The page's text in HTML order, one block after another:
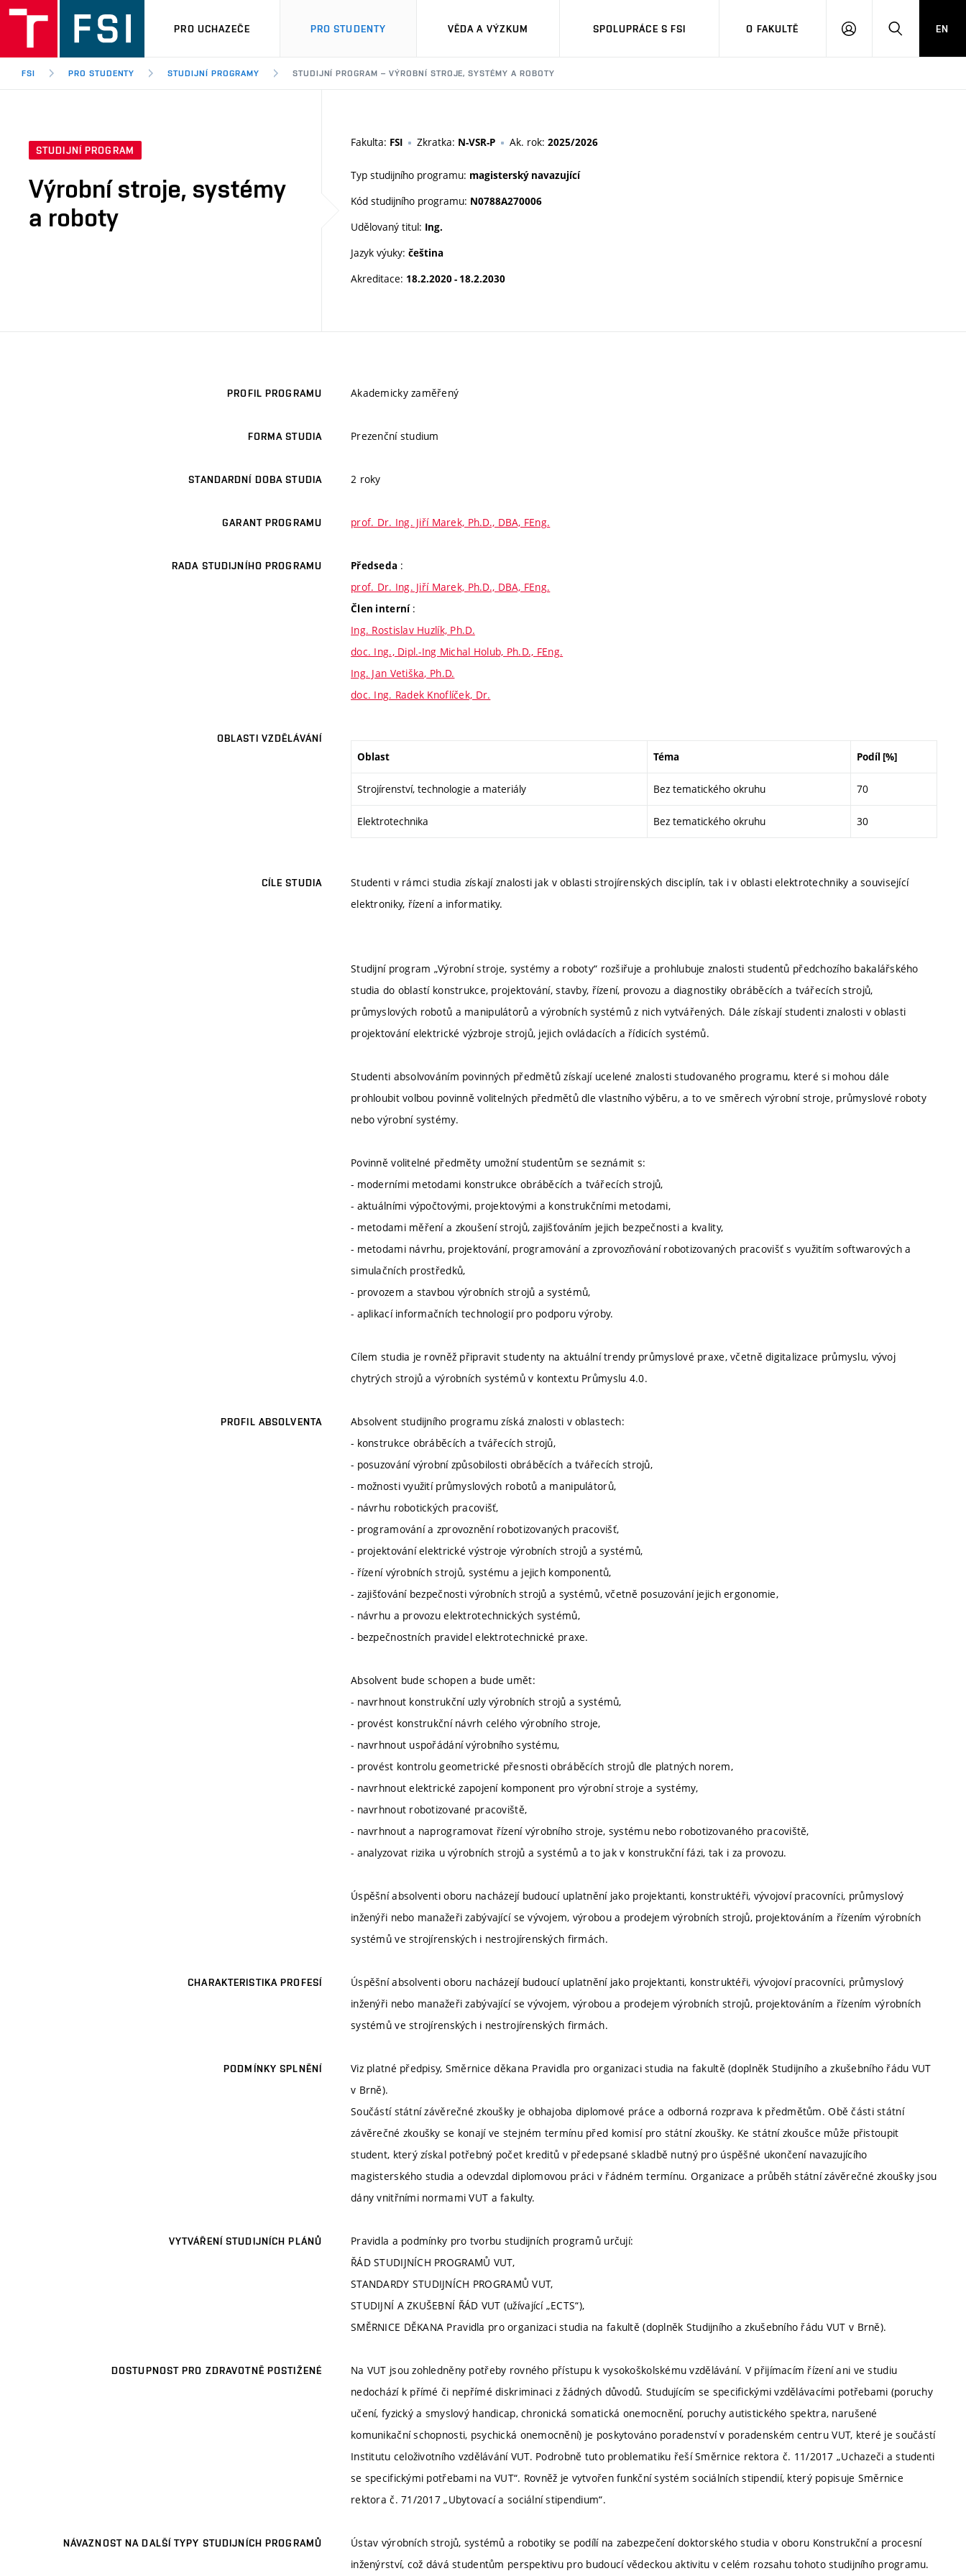
PRO UCHAZEČE PRO STUDENTY VĚDA A VÝZKUM SPOLUPRÁCE S FSI O FAKULTĚ
PŘIHLÁŠENÍHLEDAT
EN
FSI PRO STUDENTY STUDIJNÍ PROGRAMY STUDIJNÍ PROGRAM – VÝROBNÍ STROJE, SYSTÉMY A ROBOTY
STUDIJNÍ PROGRAM
Výrobní stroje, systémy
a roboty
Fakulta: FSI Zkratka: N-VSR-P Ak. rok: 2025/2026
Typ studijního programu: magisterský navazující
Kód studijního programu: N0788A270006
Udělovaný titul: Ing.
Jazyk výuky: čeština
Akreditace: 18.2.2020 - 18.2.2030
PROFIL PROGRAMU Akademicky zaměřený
FORMA STUDIA Prezenční studium
STANDARDNÍ DOBA STUDIA 2 roky
GARANT PROGRAMU prof. Dr. Ing. Jiří Marek, Ph.D., DBA, FEng.
RADA STUDIJNÍHO PROGRAMU Předseda :
prof. Dr. Ing. Jiří Marek, Ph.D., DBA, FEng.
Člen interní :
Ing. Rostislav Huzlík, Ph.D.
doc. Ing., Dipl.-Ing Michal Holub, Ph.D., FEng.
Ing. Jan Vetiška, Ph.D.
doc. Ing. Radek Knoflíček, Dr.
OBLASTI VZDĚLÁVÁNÍ
Oblast Téma Podíl [%]
Strojírenství, technologie a materiály Bez tematického okruhu 70
Elektrotechnika Bez tematického okruhu 30
CÍLE STUDIA
Studenti v rámci studia získají znalosti jak v oblasti strojírenských disciplín, tak i v oblasti elektrotechniky a související
elektroniky, řízení a informatiky.
Studijní program „Výrobní stroje, systémy a roboty“ rozšiřuje a prohlubuje znalosti studentů předchozího bakalářského
studia do oblastí konstrukce, projektování, stavby, řízení, provozu a diagnostiky obráběcích a tvářecích strojů,
průmyslových robotů a manipulátorů a výrobních systémů z nich vytvářených. Dále získají studenti znalosti v oblasti
projektování elektrické výzbroje strojů, jejich ovládacích a řídicích systémů.
Studenti absolvováním povinných předmětů získají ucelené znalosti studovaného programu, které si mohou dále
prohloubit volbou povinně volitelných předmětů dle vlastního výběru, a to ve směrech výrobní stroje, průmyslové roboty
nebo výrobní systémy.
Povinně volitelné předměty umožní studentům se seznámit s:
- moderními metodami konstrukce obráběcích a tvářecích strojů,
- aktuálními výpočtovými, projektovými a konstrukčními metodami,
- metodami měření a zkoušení strojů, zajišťováním jejich bezpečnosti a kvality,
- metodami návrhu, projektování, programování a zprovozňování robotizovaných pracovišť s využitím softwarových a
simulačních prostředků,
- provozem a stavbou výrobních strojů a systémů,
- aplikací informačních technologií pro podporu výroby.
Cílem studia je rovněž připravit studenty na aktuální trendy průmyslové praxe, včetně digitalizace průmyslu, vývoj
chytrých strojů a výrobních systémů v kontextu Průmyslu 4.0.
PROFIL ABSOLVENTA
Absolvent studijního programu získá znalosti v oblastech:
- konstrukce obráběcích a tvářecích strojů,
- posuzování výrobní způsobilosti obráběcích a tvářecích strojů,
- možnosti využití průmyslových robotů a manipulátorů,
- návrhu robotických pracovišť,
- programování a zprovoznění robotizovaných pracovišť,
- projektování elektrické výstroje výrobních strojů a systémů,
- řízení výrobních strojů, systému a jejich komponentů,
- zajišťování bezpečnosti výrobních strojů a systémů, včetně posuzování jejich ergonomie,
- návrhu a provozu elektrotechnických systémů,
- bezpečnostních pravidel elektrotechnické praxe.
Absolvent bude schopen a bude umět:
- navrhnout konstrukční uzly výrobních strojů a systémů,
- provést konstrukční návrh celého výrobního stroje,
- navrhnout uspořádání výrobního systému,
- provést kontrolu geometrické přesnosti obráběcích strojů dle platných norem,
- navrhnout elektrické zapojení komponent pro výrobní stroje a systémy,
- navrhnout robotizované pracoviště,
- navrhnout a naprogramovat řízení výrobního stroje, systému nebo robotizovaného pracoviště,
- analyzovat rizika u výrobních strojů a systémů a to jak v konstrukční fázi, tak i za provozu.
Úspěšní absolventi oboru nacházejí budoucí uplatnění jako projektanti, konstruktéři, vývojoví pracovníci, průmyslový
inženýři nebo manažeři zabývající se vývojem, výrobou a prodejem výrobních strojů, projektováním a řízením výrobních
systémů ve strojírenských i nestrojírenských firmách.
CHARAKTERISTIKA PROFESÍ
Úspěšní absolventi oboru nacházejí budoucí uplatnění jako projektanti, konstruktéři, vývojoví pracovníci, průmyslový
inženýři nebo manažeři zabývající se vývojem, výrobou a prodejem výrobních strojů, projektováním a řízením výrobních
systémů ve strojírenských i nestrojírenských firmách.
PODMÍNKY SPLNĚNÍ
Viz platné předpisy, Směrnice děkana Pravidla pro organizaci studia na fakultě (doplněk Studijního a zkušebního řádu VUT
v Brně).
Součástí státní závěrečné zkoušky je obhajoba diplomové práce a odborná rozprava k předmětům. Obě části státní
závěrečné zkoušky se konají ve stejném termínu před komisí pro státní zkoušky. Ke státní zkoušce může přistoupit
student, který získal potřebný počet kreditů v předepsané skladbě nutný pro úspěšné ukončení navazujícího
magisterského studia a odevzdal diplomovou práci v řádném termínu. Organizace a průběh státní závěrečné zkoušky jsou
dány vnitřními normami VUT a fakulty.
VYTVÁŘENÍ STUDIJNÍCH PLÁNŮ
Pravidla a podmínky pro tvorbu studijních programů určují:
ŘÁD STUDIJNÍCH PROGRAMŮ VUT,
STANDARDY STUDIJNÍCH PROGRAMŮ VUT,
STUDIJNÍ A ZKUŠEBNÍ ŘÁD VUT (užívající „ECTS“),
SMĚRNICE DĚKANA Pravidla pro organizaci studia na fakultě (doplněk Studijního a zkušebního řádu VUT v Brně).
DOSTUPNOST PRO ZDRAVOTNĚ POSTIŽENÉ
Na VUT jsou zohledněny potřeby rovného přístupu k vysokoškolskému vzdělávání. V přijímacím řízení ani ve studiu
nedochází k přímé či nepřímé diskriminaci z žádných důvodů. Studujícím se specifickými vzdělávacími potřebami (poruchy
učení, fyzický a smyslový handicap, chronická somatická onemocnění, poruchy autistického spektra, narušené
komunikační schopnosti, psychická onemocnění) je poskytováno poradenství v poradenském centru VUT, které je součástí
Institutu celoživotního vzdělávání VUT. Podrobně tuto problematiku řeší Směrnice rektora č. 11/2017 „Uchazeči a studenti
se specifickými potřebami na VUT“. Rovněž je vytvořen funkční systém sociálních stipendií, který popisuje Směrnice
rektora č. 71/2017 „Ubytovací a sociální stipendium“.
NÁVAZNOST NA DALŠÍ TYPY STUDIJNÍCH PROGRAMŮ
Ústav výrobních strojů, systémů a robotiky se podílí na zabezpečení doktorského studia v oboru Konstrukční a procesní
inženýrství, což dává studentům perspektivu pro budoucí vědeckou aktivitu v celém rozsahu tohoto studijního programu.